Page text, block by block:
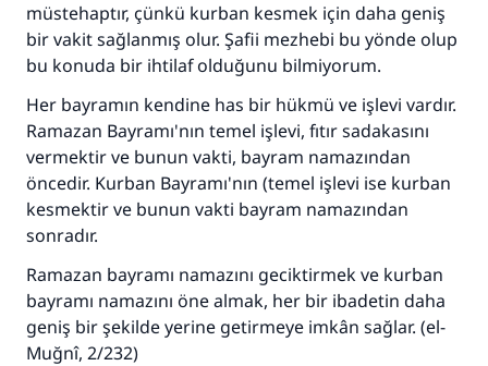
müstehaptır, çünkü kurban kesmek için daha geniş
bir vakit sağlanmış olur. Şafii mezhebi bu yönde olup
bu konuda bir ihtilaf olduğunu bilmiyorum.
Her bayramın kendine has bir hükmü ve işlevi vardır.
Ramazan Bayramı'nın temel işlevi, fıtır sadakasını
vermektir ve bunun vakti, bayram namazından
öncedir. Kurban Bayramı'nın (temel işlevi ise kurban
kesmektir ve bunun vakti bayram namazından
sonradır.
Ramazan bayramı namazını geciktirmek ve kurban
bayramı namazını öne almak, her bir ibadetin daha
geniş bir şekilde yerine getirmeye imkân sağlar. (el-
Muğnî, 2/232)